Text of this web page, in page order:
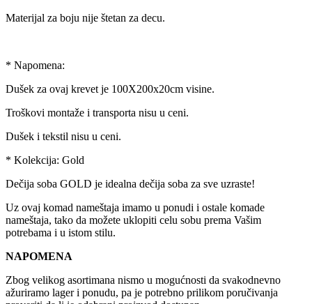
Materijal za boju nije štetan za decu.
* Napomena:
Dušek za ovaj krevet je 100X200x20cm visine.
Troškovi montaže i transporta nisu u ceni.
Dušek i tekstil nisu u ceni.
* Kolekcija: Gold
Dečija soba GOLD je idealna dečija soba za sve uzraste!
Uz ovaj komad nameštaja imamo u ponudi i ostale komade
nameštaja, tako da možete uklopiti celu sobu prema Vašim
potrebama i u istom stilu.
NAPOMENA
Zbog velikog asortimana nismo u mogućnosti da svakodnevno
ažuriramo lager i ponudu, pa je potrebno prilikom poručivanja